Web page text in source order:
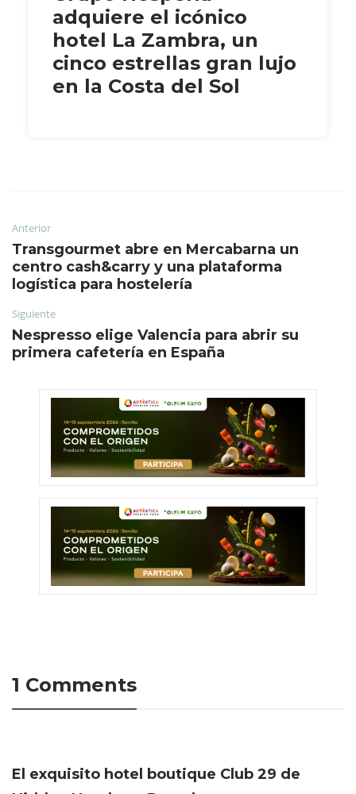
adquiere el icónico
hotel La Zambra, un
cinco estrellas gran lujo
en la Costa del Sol
Anterior
Transgourmet abre en Mercabarna un
centro cash&carry y una plataforma
logística para hostelería
Siguiente
Nespresso elige Valencia para abrir su
primera cafetería en España
1 Comments
El exquisito hotel boutique Club 29 de